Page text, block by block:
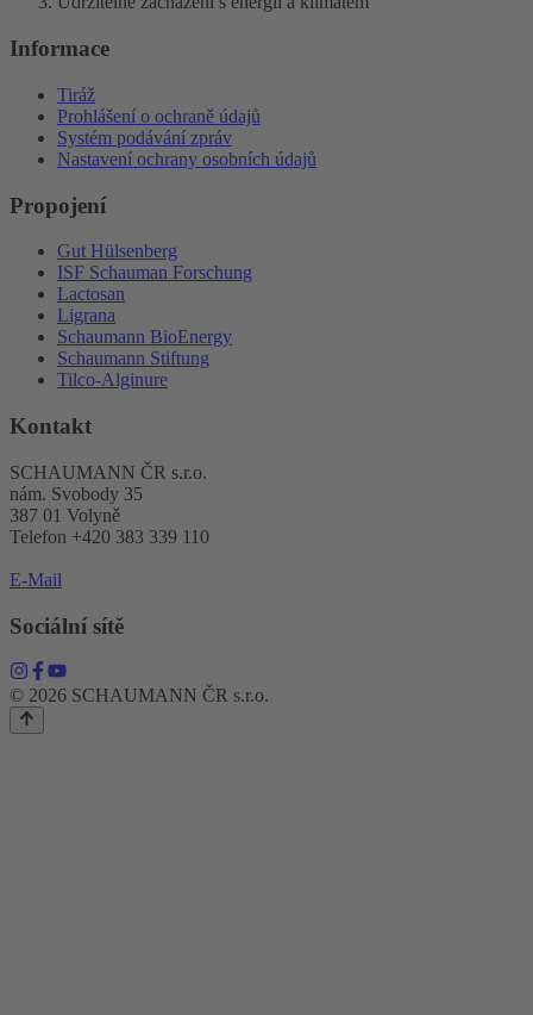
Informace
Tiráž
Prohlášení o ochraně údajů
Systém podávání zpráv
Nastavení ochrany osobních údajů
Propojení
Gut Hülsenberg
ISF Schauman Forschung
Lactosan
Ligrana
Schaumann BioEnergy
Schaumann Stiftung
Tilco-Alginure
Kontakt
SCHAUMANN ČR s.r.o.
nám. Svobody 35
387 01 Volyně
Telefon +420 383 339 110
E-Mail
Sociální sítě
© 2026 SCHAUMANN ČR s.r.o.